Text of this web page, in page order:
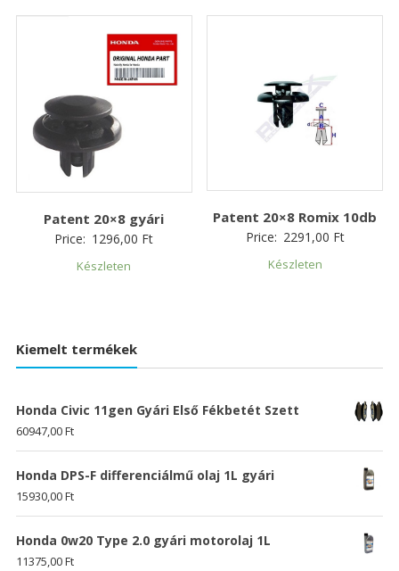
Patent 20×8 gyári
Price: 1296,00 Ft
Készleten
Patent 20×8 Romix 10db
Price: 2291,00 Ft
Készleten
Kiemelt termékek
Honda Civic 11gen Gyári Első Fékbetét Szett
60947,00Ft
Honda DPS-F differenciálmű olaj 1L gyári
15930,00Ft
Honda 0w20 Type 2.0 gyári motorolaj 1L
11375,00Ft